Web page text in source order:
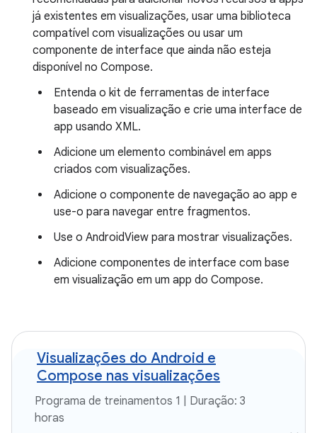
já existentes em visualizações, usar uma biblioteca
compatível com visualizações ou usar um
componente de interface que ainda não esteja
disponível no Compose.
Entenda o kit de ferramentas de interface
baseado em visualização e crie uma interface de
app usando XML.
Adicione um elemento combinável em apps
criados com visualizações.
Adicione o componente de navegação ao app e
use-o para navegar entre fragmentos.
Use o AndroidView para mostrar visualizações.
Adicione componentes de interface com base
em visualização em um app do Compose.
Visualizações do Android e
Compose nas visualizações
Programa de treinamentos 1 | Duração: 3
horas